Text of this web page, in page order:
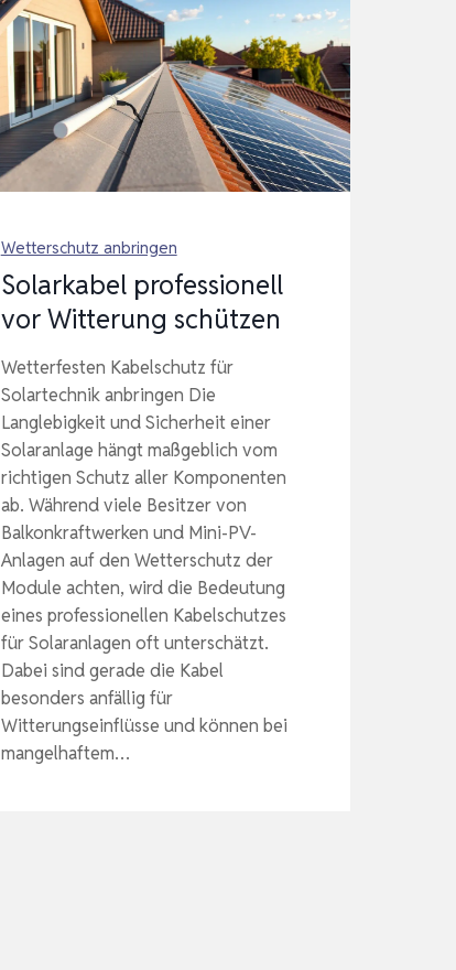
Wetterschutz anbringen
Solarkabel professionell
vor Witterung schützen
Wetterfesten Kabelschutz für
Solartechnik anbringen Die
Langlebigkeit und Sicherheit einer
Solaranlage hängt maßgeblich vom
richtigen Schutz aller Komponenten
ab. Während viele Besitzer von
Balkonkraftwerken und Mini-PV-
Anlagen auf den Wetterschutz der
Module achten, wird die Bedeutung
eines professionellen Kabelschutzes
für Solaranlagen oft unterschätzt.
Dabei sind gerade die Kabel
besonders anfällig für
Witterungseinflüsse und können bei
mangelhaftem…